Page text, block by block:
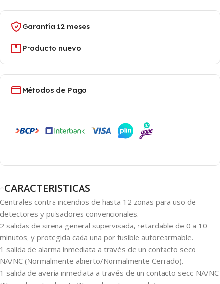
Garantía 12 meses
Producto nuevo
Métodos de Pago
CARACTERISTICAS
Centrales contra incendios de hasta 12 zonas para uso de
detectores y pulsadores convencionales.
2 salidas de sirena general supervisada, retardable de 0 a 10
minutos, y protegida cada una por fusible autorearmable.
1 salida de alarma inmediata a través de un contacto seco
NA/NC (Normalmente abierto/Normalmente Cerrado).
1 salida de avería inmediata a través de un contacto seco NA/NC